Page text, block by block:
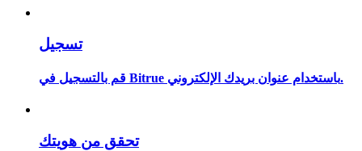
مرشد
تسجيل
قم بالتسجيل في Bitrue باستخدام عنوان بريدك الإلكتروني.
تحقق من هويتك